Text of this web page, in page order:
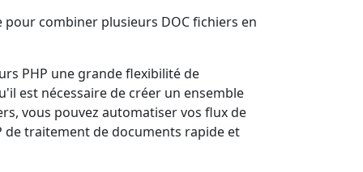
pour combiner plusieurs DOC fichiers en
PHP une grande flexibilité de
est nécessaire de créer un ensemble
vous pouvez automatiser vos flux de
de traitement de documents rapide et